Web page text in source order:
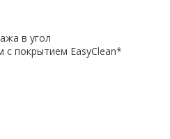
в угол
с покрытием EasyClean*